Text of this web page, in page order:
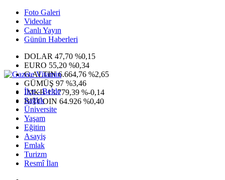
Foto Galeri
Videolar
Canlı Yayın
Günün Haberleri
DOLAR 47,70 %0,15
EURO 55,20 %0,34
G.ALTIN6.664,76 %2,65
GÜMÜŞ 97 %3,46
IMKB13.779,39 %-0,14
BITCOIN 64.926 %0,40
İlçe - Belde
Sağlık
Üniversite
Yaşam
Eğitim
Asayiş
Emlak
Turizm
Resmî İlan